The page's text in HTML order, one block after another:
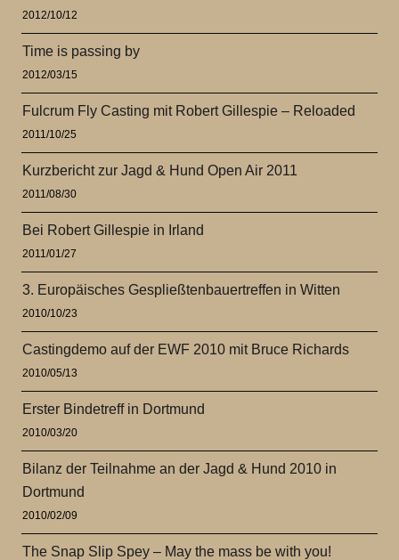
2012/10/12
Time is passing by
2012/03/15
Fulcrum Fly Casting mit Robert Gillespie – Reloaded
2011/10/25
Kurzbericht zur Jagd & Hund Open Air 2011
2011/08/30
Bei Robert Gillespie in Irland
2011/01/27
3. Europäisches Gespließtenbauertreffen in Witten
2010/10/23
Castingdemo auf der EWF 2010 mit Bruce Richards
2010/05/13
Erster Bindetreff in Dortmund
2010/03/20
Bilanz der Teilnahme an der Jagd & Hund 2010 in
Dortmund
2010/02/09
The Snap Slip Spey – May the mass be with you!